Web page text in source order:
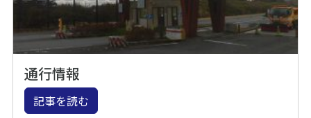
通行情報
記事を読む